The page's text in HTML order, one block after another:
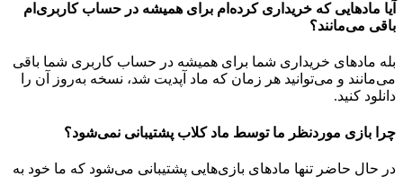
آیا مادهایی که خریداری کرده‌ام برای همیشه در حساب‌ کاربری‌ام
باقی می‌مانند؟
بله مادهای خریداری شما برای همیشه در حساب کاربری شما باقی
می‌مانند و می‌توانید هر زمان که ماد آپدیت شد، نسخه به‌روز آن را
دانلود کنید.
چرا بازی موردنظر ما توسط ماد کلاب پشتیبانی نمی‌شود؟
در حال حاضر تنها مادهای بازی‌هایی پشتیبانی می‌شود که ما خود به